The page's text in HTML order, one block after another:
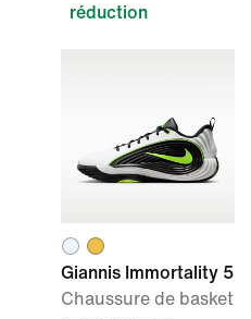
réduction
Giannis Immortality 5
Chaussure de basket